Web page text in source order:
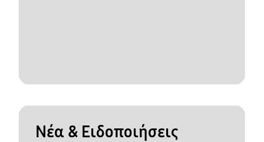
Νέα & Ειδοποιήσεις